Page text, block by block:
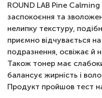
ROUND LAB Pine
заспокоєння та
нелипку текстуру,
приємно відчувається на
подразнення, освіжає й
Також тонер має
балансує жирність і
Продукт пройшов тест на